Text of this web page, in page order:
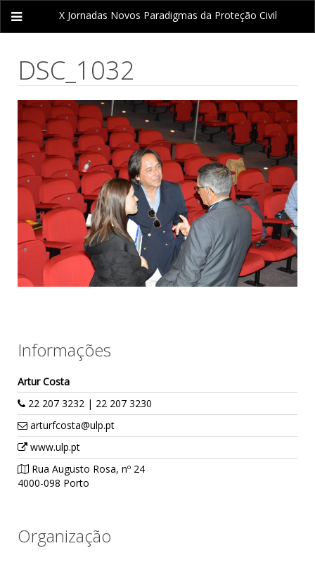
X Jornadas Novos Paradigmas da Proteção Civil
DSC_1032
Informações
Artur Costa
22 207 3232 | 22 207 3230
arturfcosta@ulp.pt
www.ulp.pt
Rua Augusto Rosa, nº 24
4000-098 Porto
Organização